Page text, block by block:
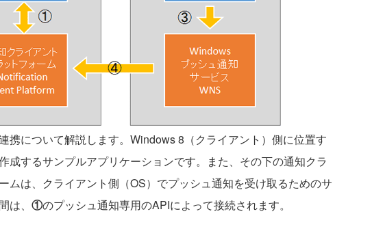
携について解説します。Windows 8（クライアント）側に位置す
成するサンプルアプリケーションです。また、その下の通知クラ
ムは、クライアント側（OS）でプッシュ通知を受け取るためのサ
は、 ①のプッシュ通知専用のAPIによって接続されます。